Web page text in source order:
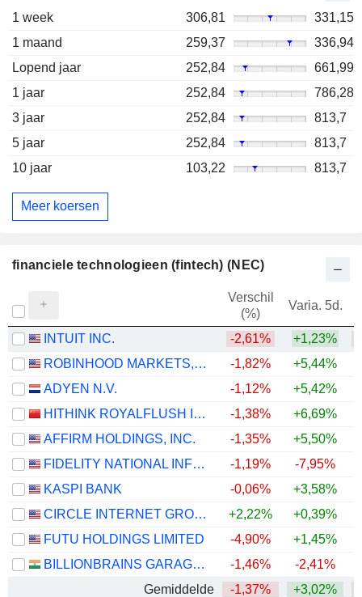
1 week 306,81
331,15
1 maand
259,37
336,94
Lopend jaar
252,84
661,99
1 jaar
252,84
786,28
3 jaar
252,84
813,7
5 jaar
252,84
813,7
10 jaar
103,22 813,7
Meer koersen
financiele technologieen (fintech) (NEC)
Verschil
(%)
Varia. 5d.
INTUIT INC. -2,61% +1,23%
ROBINHOOD MARKETS, INC.
-1,82% +5,44%
ADYEN N.V.
-1,12% +5,42%
HITHINK ROYALFLUSH INFORMATION NETWORK CO., LTD.
-1,38% +6,69%
AFFIRM HOLDINGS, INC.
-1,35% +5,50%
FIDELITY NATIONAL INFORMATION SERVICES, INC.
-1,19% -7,95%
KASPI BANK
-0,06% +3,58%
CIRCLE INTERNET GROUP, INC.
+2,22% +0,39%
FUTU HOLDINGS LIMITED
-4,90% +1,45%
BILLIONBRAINS GARAGE VENTURES LIMITED
-1,46%
-2,41%
Gemiddelde
-1,37% +3,02%